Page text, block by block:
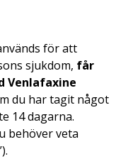
för att
sjukdom, får
Venlafaxine
du har tagit något
14 dagarna.
behöver veta